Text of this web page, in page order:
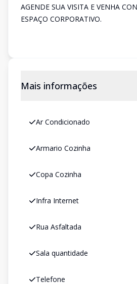
AGENDE SUA VISITA E VENHA
ESPAÇO CORPORATIVO.
Mais informações
Ar Condicionado
Armario Cozinha
Copa Cozinha
Infra Internet
Rua Asfaltada
Sala quantidade
Telefone